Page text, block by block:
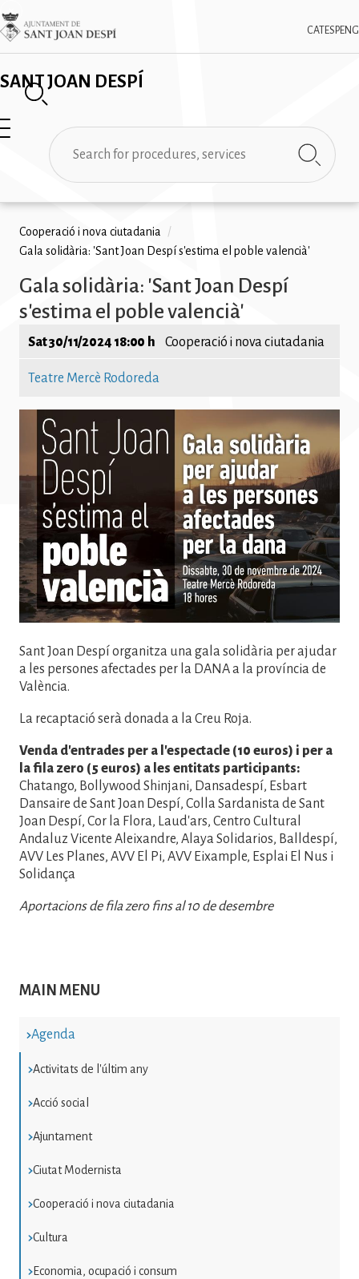
Skip
to
main
SANT JOAN DESPÍ
CAT ESPENG
Imatge
✕
Search
MAIN MENU
Agenda
Activitats de l'últim any
Acció social
Ajuntament
Ciutat Modernista
Cooperació i nova ciutadania
Cultura
Economia, ocupació i consum
Breadcrumb
Cooperació i nova ciutadania
/
Gala solidària: 'Sant Joan Despí s'estima el poble valencià'
Gala solidària: 'Sant Joan Despí
s'estima el poble valencià'
Sat 30/11/2024 18:00 h Cooperació i nova ciutadania
Teatre Mercè Rodoreda
Sant Joan Despí organitza una gala solidària per ajudar
a les persones afectades per la DANA a la província de
València.
La recaptació serà donada a la Creu Roja.
Venda d'entrades per a l'espectacle (10 euros) i per a
la fila zero (5 euros) a les entitats participants:
Chatango, Bollywood Shinjani, Dansadespí, Esbart
Dansaire de Sant Joan Despí, Colla Sardanista de Sant
Joan Despí, Cor la Flora, Laud'ars, Centro Cultural
Andaluz Vicente Aleixandre, Alaya Solidarios, Balldespí,
AVV Les Planes, AVV El Pi, AVV Eixample, Esplai El Nus i
Solidança
Aportacions de fila zero fins al 10 de desembre
Imatge